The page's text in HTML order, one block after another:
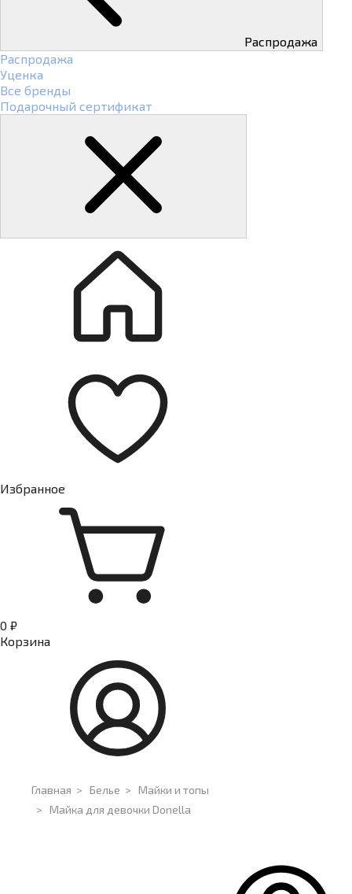
Распродажа
Распродажа
Уценка
Все бренды
Подарочный сертификат
Избранное
0 ₽
Корзина
Главная > Белье > Майки и топы
> Майка для девочки Donella